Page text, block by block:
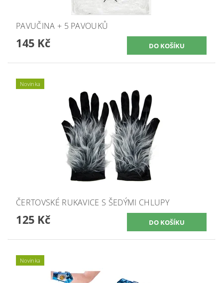
PAVUČINA + 5 PAVOUKŮ
145 Kč
Novinka
ČERTOVSKÉ RUKAVICE S ŠEDÝMI CHLUPY
125 Kč
Novinka